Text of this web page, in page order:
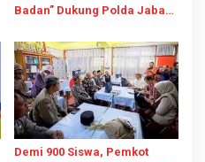
Badan” Dukung Polda Jabar
Kasus Terungkap
Demi 900 Siswa, Pemkot